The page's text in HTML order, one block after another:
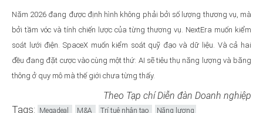
Năm 2026 đang được định hình không phải bởi số lượng thương vụ, mà
bởi tầm vóc và tính chiến lược của từng thương vụ. NextEra muốn kiểm
soát lưới điện. SpaceX muốn kiểm soát quỹ đạo và dữ liệu. Và cả hai
đều đang đặt cược vào cùng một thứ: AI sẽ tiêu thụ năng lượng và băng
thông ở quy mô mà thế giới chưa từng thấy.
Theo Tạp chí Diễn đàn Doanh nghiệp
Tags: Megadeal M&A Trí tuệ nhân tạo Năng lượng